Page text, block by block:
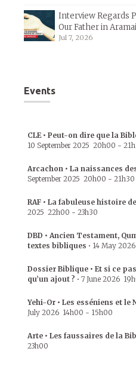
Interview Regards
Our Father in
Jul 7, 2026
Events
CLE • Peut-on dire que la
10 September 2025 20h00 -
Arcachon • La naissances
September 2025 20h00 - 21h30
RAF • La fabuleuse histoire
2025 22h00 - 23h30
DBD • Ancien Testament,
textes bibliques • 14 May 2026
Dossier Biblique • Et si ce
qu’un ajout ? • 7 June 2026
Yehi-Or • Les esséniens et
July 2026 14h00 - 15h00
Arte • Les faussaires de la
23h00